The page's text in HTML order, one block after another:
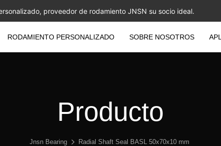
proveedor de rodamiento JNSN su socio ideal.
RODAMIENTO PERSONALIZADO SOBRE NOSOTROS
Producto
Jnsn Bearing Radial Shaft Seal BASL 50x70x10 mm